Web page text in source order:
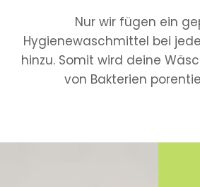
Nur wir fügen ein
Hygienewaschmittel bei
hinzu. Somit wird deine
von Bakterien